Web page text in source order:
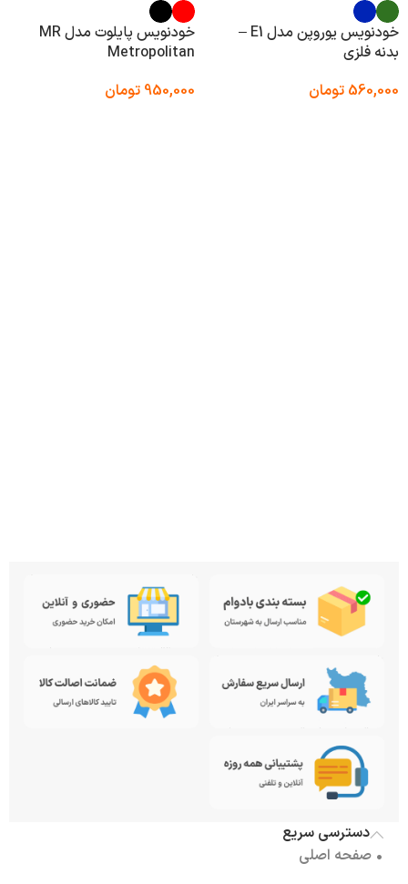
خودنویس یوروپن مدل E1 –
بدنه فلزی
560,000 تومان
خودنویس پایلوت مدل MR
Metropolitan
950,000 تومان
دسترسی سریع
• صفحه اصلی